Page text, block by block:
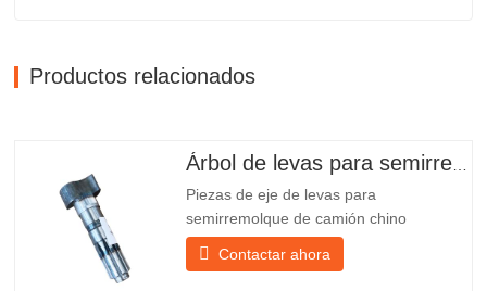
Productos relacionados
Piezas de eje de levas para
semirremolque de camión chino
PO218971, muy vendidas Presupuesto
Producto Repuestos para remolques
Contactar ahora